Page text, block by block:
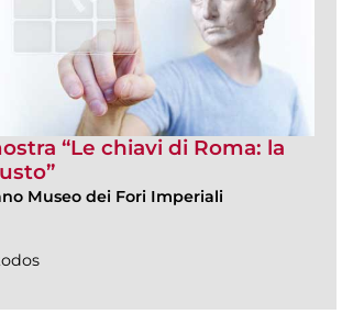
“Le chiavi di Roma: la
Museo dei Fori Imperiali